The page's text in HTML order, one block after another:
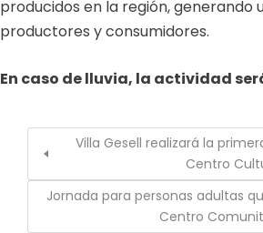
producidos en la región,
productores y consumidores.
En caso de lluvia, la actividad
Villa Gesell realizará la
Centro
Jornada para personas adultas
Centro